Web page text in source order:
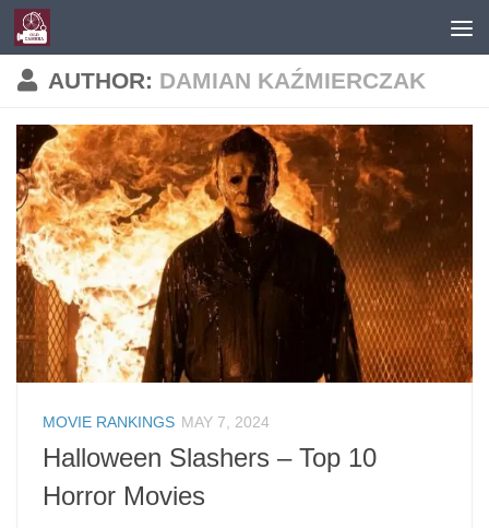
Skip to content
AUTHOR: DAMIAN KAŹMIERCZAK
MOVIE RANKINGS MAY 7, 2024
Halloween Slashers – Top 10
Horror Movies